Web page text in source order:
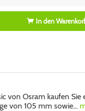
In den
von Osram kaufen
von 105 mm sowie...